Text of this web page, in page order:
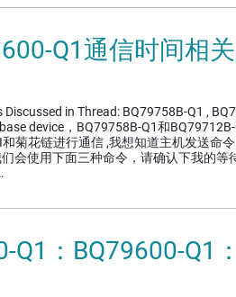
Q1通信时间相
in Thread: BQ79758B-Q1 ,
device，BQ79758B-Q1和
菊花链进行通信 ,我想知道主机发送命
会使用下面三种命令，请确认下我的等
Q1：BQ79600-Q1